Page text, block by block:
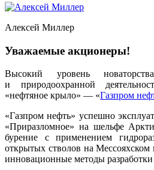
Алексей Миллер
Уважаемые акционеры!
Высокий уровень
и природоохранной
«нефтяное крыло» — «Газпром
«Газпром нефть» успешно
«Приразломное» на шельфе
бурение с применением
открытых стволов на Мессояхском
инновационные методы